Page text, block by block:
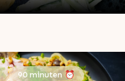
90 minuten ⏰